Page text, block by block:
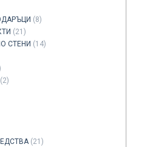
(8)
(21)
СТЕНИ (14)
(2)
(21)